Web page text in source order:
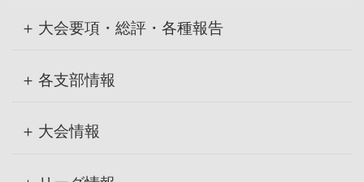
大会要項・総評・各種報告
各支部情報
大会情報